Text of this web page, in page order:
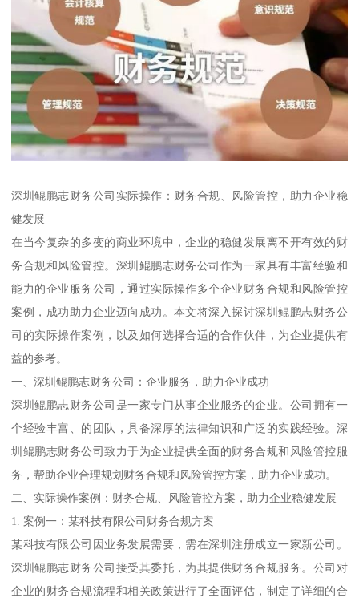
深圳鲲鹏志财务公司实际操作：财务合规、风险管控，助力企业稳
健发展
在当今复杂的多变的商业环境中，企业的稳健发展离不开有效的财
务合规和风险管控。深圳鲲鹏志财务公司作为一家具有丰富经验和
能力的企业服务公司，通过实际操作多个企业财务合规和风险管控
案例，成功助力企业迈向成功。本文将深入探讨深圳鲲鹏志财务公
司的实际操作案例，以及如何选择合适的合作伙伴，为企业提供有
益的参考。
一、深圳鲲鹏志财务公司：企业服务，助力企业成功
深圳鲲鹏志财务公司是一家专门从事企业服务的企业。公司拥有一
个经验丰富、的团队，具备深厚的法律知识和广泛的实践经验。深
圳鲲鹏志财务公司致力于为企业提供全面的财务合规和风险管控服
务，帮助企业合理规划财务合规和风险管控方案，助力企业成功。
二、实际操作案例：财务合规、风险管控方案，助力企业稳健发展
1. 案例一：某科技有限公司财务合规方案
某科技有限公司因业务发展需要，需在深圳注册成立一家新公司。
深圳鲲鹏志财务公司接受其委托，为其提供财务合规服务。公司对
企业的财务合规流程和相关政策进行了全面评估，制定了详细的合